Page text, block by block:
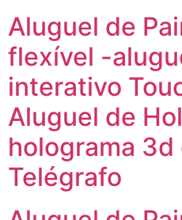
Aluguel de
flexível -
interativo
Aluguel de
holograma 3d
Telégrafo